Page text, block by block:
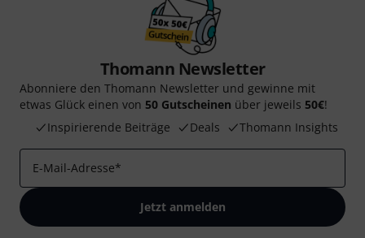
Thomann Newsletter
Abonniere den Thomann Newsletter und gewinne mit
etwas Glück einen von 50 Gutscheinen über jeweils 50€!
Inspirierende Beiträge
Deals Thomann Insights
E-Mail-Adresse*
Jetzt anmelden